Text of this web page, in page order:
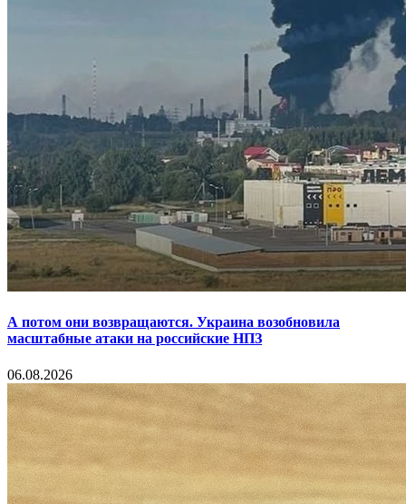
А потом они возвращаются. Украина возобновила
масштабные атаки на российские НПЗ
06.08.2026